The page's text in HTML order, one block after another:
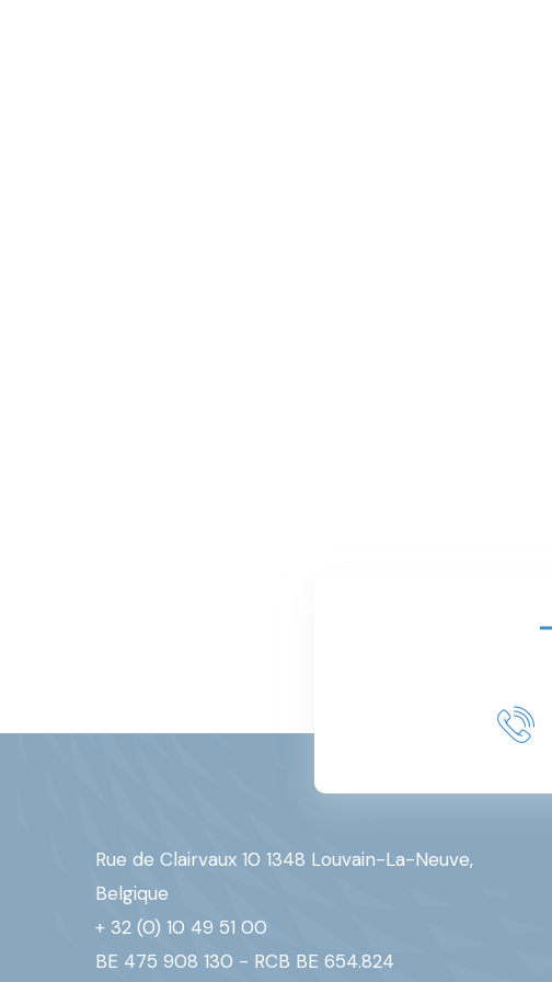
Rue de Clairvaux 10 1348 Louvain-La-Neuve,
Belgique
+ 32 (0) 10 49 51 00
BE 475 908 130 - RCB BE 654.824